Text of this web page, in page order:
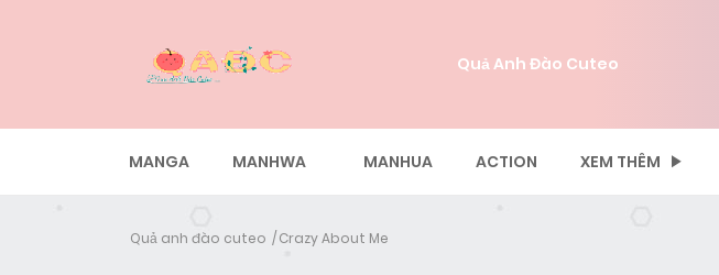
Quả Anh Đào Cuteo
MANGA MANHWA MANHUA ACTION XEM THÊM
Quả anh đào cuteo Crazy About Me